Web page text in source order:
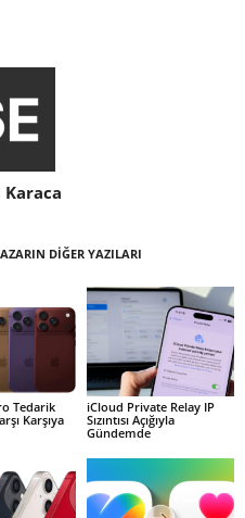
Karaca
DİĞER YAZILARI
Tedarik
Karşıya
iCloud Private Relay IP
Sızıntısı Açığıyla
Gündemde